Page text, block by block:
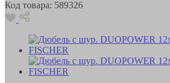
Код товара: 589326